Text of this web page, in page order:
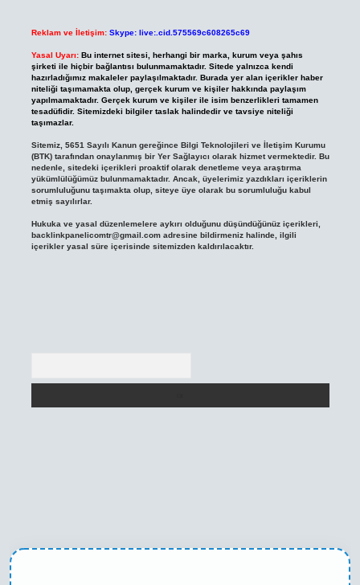
Reklam ve İletişim: Skype: live:.cid.575569c608265c69
Yasal Uyarı: Bu internet sitesi, herhangi bir marka, kurum veya şahıs
şirketi ile hiçbir bağlantısı bulunmamaktadır. Sitede yalnızca kendi
hazırladığımız makaleler paylaşılmaktadır. Burada yer alan içerikler haber
niteliği taşımamakta olup, gerçek kurum ve kişiler hakkında paylaşım
yapılmamaktadır. Gerçek kurum ve kişiler ile isim benzerlikleri tamamen
tesadüfidir. Sitemizdeki bilgiler taslak halindedir ve tavsiye niteliği
taşımazlar.
Sitemiz, 5651 Sayılı Kanun gereğince Bilgi Teknolojileri ve İletişim Kurumu
(BTK) tarafından onaylanmış bir Yer Sağlayıcı olarak hizmet vermektedir. Bu
nedenle, sitedeki içerikleri proaktif olarak denetleme veya araştırma
yükümlülüğümüz bulunmamaktadır. Ancak, üyelerimiz yazdıkları içeriklerin
sorumluluğunu taşımakta olup, siteye üye olarak bu sorumluluğu kabul
etmiş sayılırlar.
Hukuka ve yasal düzenlemelere aykırı olduğunu düşündüğünüz içerikleri,
backlinkpanelicomtr@gmail.comadresine bildirmeniz halinde, ilgili
içerikler yasal süre içerisinde sitemizden kaldırılacaktır.